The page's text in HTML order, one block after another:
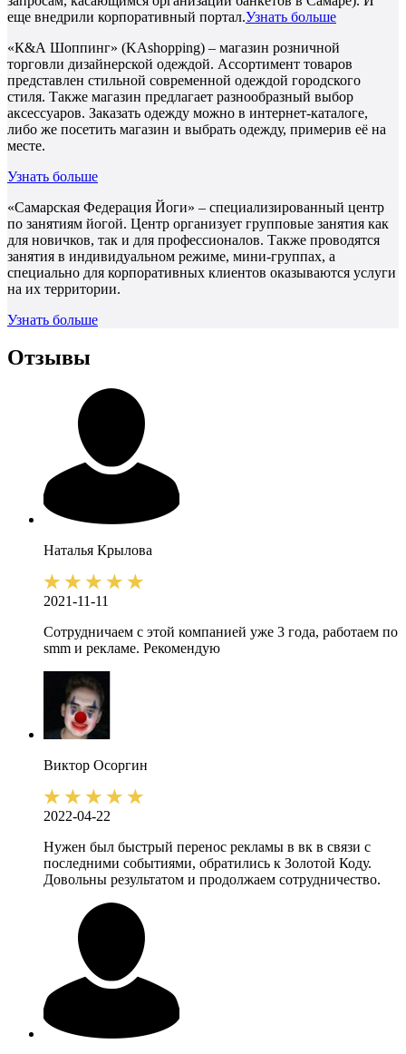
еще внедрили корпоративный портал.Узнать больше
«К&А Шоппинг» (KAshopping) – магазин розничной
торговли дизайнерской одеждой. Ассортимент товаров
представлен стильной современной одеждой городского
стиля. Также магазин предлагает разнообразный выбор
аксессуаров. Заказать одежду можно в интернет-каталоге,
либо же посетить магазин и выбрать одежду, примерив её на
месте.
Узнать больше
«Самарская Федерация Йоги» – специализированный центр
по занятиям йогой. Центр организует групповые занятия как
для новичков, так и для профессионалов. Также проводятся
занятия в индивидуальном режиме, мини-группах, а
специально для корпоративных клиентов оказываются услуги
на их территории.
Узнать больше
Отзывы
Наталья Крылова
2021-11-11
Сотрудничаем с этой компанией уже 3 года, работаем по
smm и рекламе. Рекомендую
Виктор Осоргин
2022-04-22
Нужен был быстрый перенос рекламы в вк в связи с
последними событиями, обратились к Золотой Коду.
Довольны результатом и продолжаем сотрудничество.